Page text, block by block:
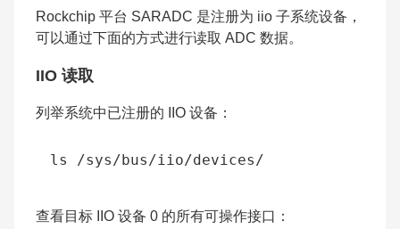
Rockchip 平台 SARADC 是注册为 iio 子系统设备，
可以通过下面的方式进行读取 ADC 数据。
IIO 读取
列举系统中已注册的 IIO 设备：
查看目标 IIO 设备 0 的所有可操作接口：